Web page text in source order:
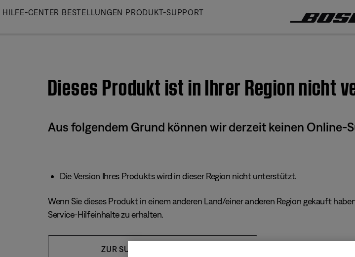
Skip
HILFE-CENTER BESTELLUNGEN PRODUKT-SUPPORT
Dieses Produkt ist in Ihrer Region nicht
Aus folgendem Grund können wir derzeit keinen Online-
Die Version Ihres Produkts wird in dieser Region nicht unterstützt.
Wenn Sie dieses Produkt in einem anderen Land/einer anderen Region gekauft
Service-Hilfeinhalte zu erhalten.
ZUR SUPPORT-HOMEPAGE